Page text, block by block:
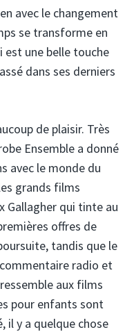
avec le changement
se transforme en
est une belle touche
dans ses derniers
de plaisir. Très
Ensemble a donné
avec le monde du
grands films
Gallagher qui tinte au
offres de
tandis que le
radio et
aux films
pour enfants sont
il y a quelque chose